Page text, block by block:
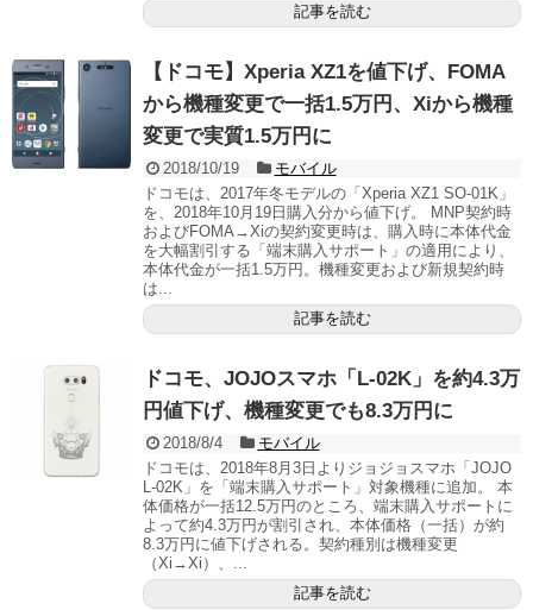
記事を読む
【ドコモ】Xperia XZ1を値下げ、FOMA
から機種変更で一括1.5万円、Xiから機種
変更で実質1.5万円に
2018/10/19
モバイル
ドコモは、2017年冬モデルの「Xperia XZ1 SO-01K」
を、2018年10月19日購入分から値下げ。 MNP契約時
およびFOMA→Xiの契約変更時は、購入時に本体代金
を大幅割引する「端末購入サポート」の適用により、
本体代金が一括1.5万円。機種変更および新規契約時
は...
記事を読む
ドコモ、JOJOスマホ「L-02K」を約4.3万
円値下げ、機種変更でも8.3万円に
2018/8/4
モバイル
ドコモは、2018年8月3日よりジョジョスマホ「JOJO
L-02K」を「端末購入サポート」対象機種に追加。 本
体価格が一括12.5万円のところ、端末購入サポートに
よって約4.3万円が割引され、本体価格（一括）が約
8.3万円に値下げされる。契約種別は機種変更
（Xi→Xi）、...
記事を読む